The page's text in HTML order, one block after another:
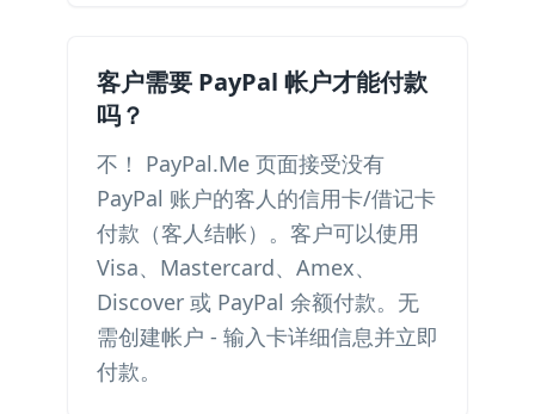
客户需要 PayPal 帐户才能付款
吗？
不！ PayPal.Me 页面接受没有
PayPal 账户的客人的信用卡/借记卡
付款（客人结帐）。客户可以使用
Visa、Mastercard、Amex、
Discover 或 PayPal 余额付款。无
需创建帐户 - 输入卡详细信息并立即
付款。